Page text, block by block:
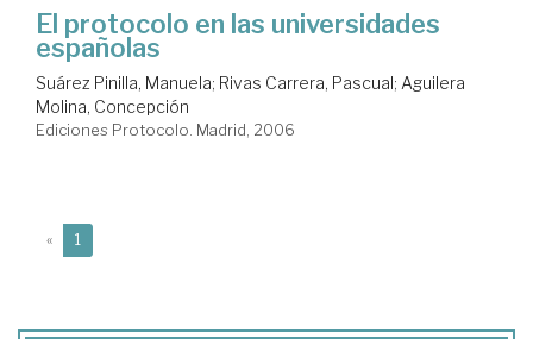
El protocolo en las universidades
españolas
Suárez Pinilla, Manuela; Rivas Carrera, Pascual; Aguilera
Molina, Concepción
Ediciones Protocolo. Madrid, 2006
« 1